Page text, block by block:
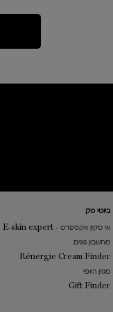
ביוטי טק
אי סקין אקספרט - E-skin expert
מחשבון גוונים
Rénergie Cream Finder
מגזין היופי
Gift Finder